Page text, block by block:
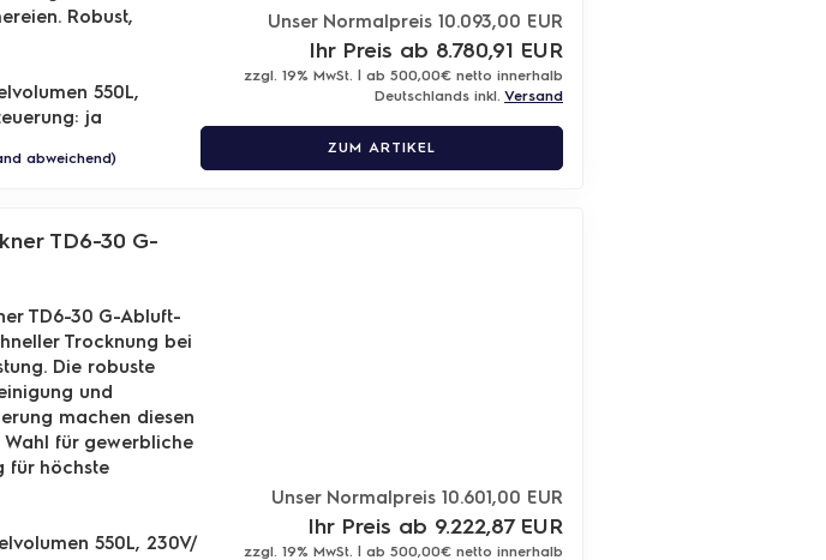
Robust,
550L,
ja
abweichend)
Unser Normalpreis 10.093,00 EUR
Ihr Preis ab 8.780,91 EUR
zzgl. 19% MwSt. | ab 500,00€ netto innerhalb
Deutschlands inkl. Versand
ZUM ARTIKEL
TD6-30 G-
TD6-30 G-Abluft-
Trocknung bei
Die robuste
und
machen diesen
für gewerbliche
für höchste
550L, 230V/
Unser Normalpreis 10.601,00 EUR
Ihr Preis ab 9.222,87 EUR
zzgl. 19% MwSt. | ab 500,00€ netto innerhalb